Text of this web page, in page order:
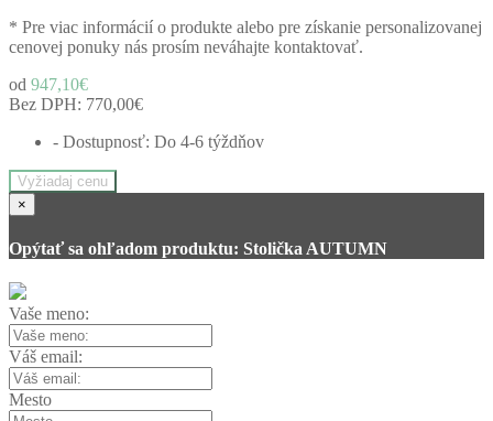
* Pre viac informácií o produkte alebo pre získanie personalizovanej
cenovej ponuky nás prosím neváhajte kontaktovať.
od 947,10€
Bez DPH: 770,00€
- Dostupnosť: Do 4-6 týždňov
Vyžiadaj cenu
×
Opýtať sa ohľadom produktu: Stolička AUTUMN
Vaše meno:
Váš email:
Mesto